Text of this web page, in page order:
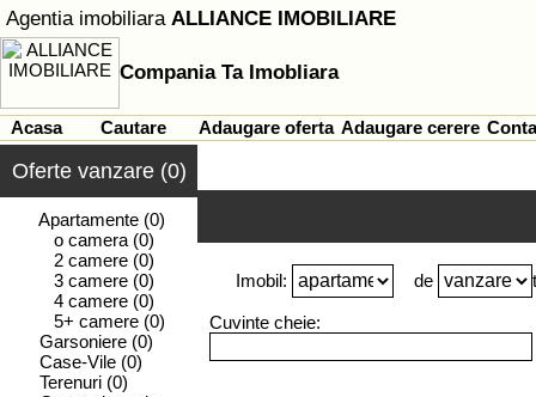
Agentia imobiliara ALLIANCE IMOBILIARE
Compania Ta Imobliara
Acasa Cautare Adaugare oferta Adaugare cerere
Oferte vanzare (0)
Apartamente (0)
o camera (0)
2 camere (0)
3 camere (0)
4 camere (0)
5+ camere (0)
Garsoniere (0)
Case-Vile (0)
Terenuri (0)
Imobil: de
Cuvinte cheie: